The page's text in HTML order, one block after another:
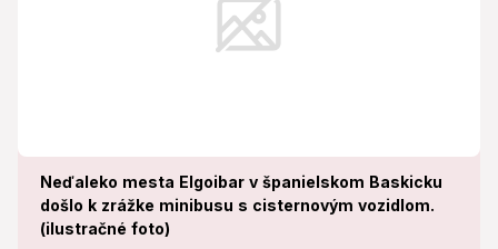
Neďaleko mesta Elgoibar v španielskom Baskicku
došlo k zrážke minibusu s cisternovým vozidlom.
(ilustračné foto)